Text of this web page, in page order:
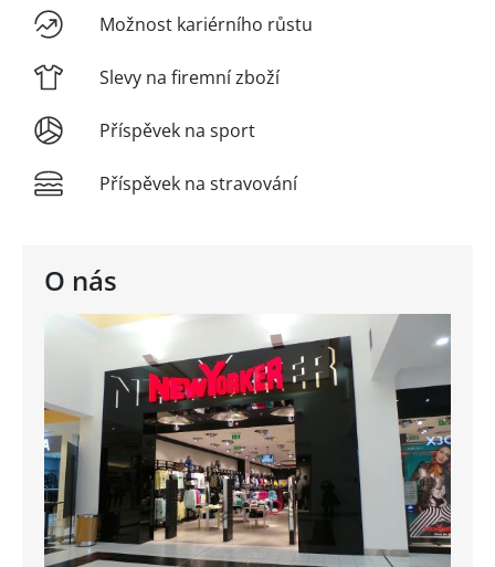
O nás
Možnost kariérního růstu
Slevy na firemní zboží
Příspěvek na sport
Příspěvek na stravování